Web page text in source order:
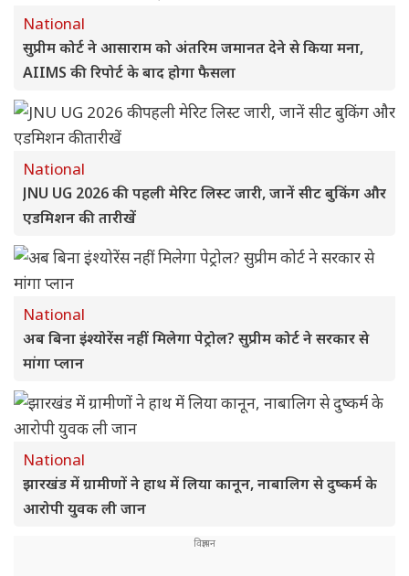
National
सुप्रीम कोर्ट ने आसाराम को अंतरिम जमानत देने से किया मना,
AIIMS की रिपोर्ट के बाद होगा फैसला
National
JNU UG 2026 की पहली मेरिट लिस्ट जारी, जानें सीट बुकिंग और
एडमिशन की तारीखें
National
अब बिना इंश्योरेंस नहीं मिलेगा पेट्रोल? सुप्रीम कोर्ट ने सरकार से
मांगा प्लान
National
झारखंड में ग्रामीणों ने हाथ में लिया कानून, नाबालिग से दुष्कर्म के
आरोपी युवक ली जान